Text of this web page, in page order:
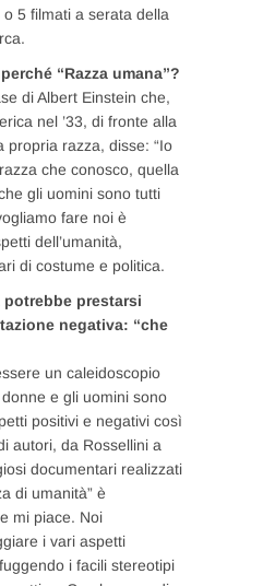
5 filmati a serata della
“Razza umana”?
di Albert Einstein che,
nel ’33, di fronte alla
propria razza, disse: “Io
che conosco, quella
gli uomini sono tutti
fare noi è
dell’umanità,
di costume e politica.
prestarsi
negativa: “che
un caleidoscopio
e gli uomini sono
positivi e negativi così
autori, da Rossellini a
documentari realizzati
di umanità” è
mi piace. Noi
i vari aspetti
i facili stereotipi